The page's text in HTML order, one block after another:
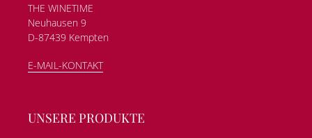
THE WINETIME
Neuhausen 9
D-87439 Kempten
E-MAIL-KONTAKT
UNSERE PRODUKTE